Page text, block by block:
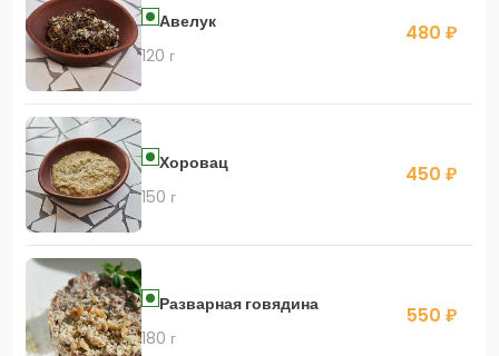
Авелук
120 г
480 ₽
Хоровац
150 г
450 ₽
Разварная говядина
180 г
550 ₽